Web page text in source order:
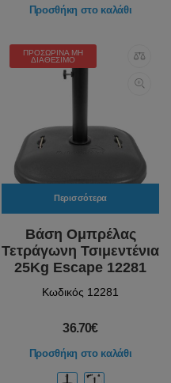
Προσθήκη στο καλάθι
ΠΡΟΣΩΡΙΝΆ ΜΗ
ΔΙΑΘΈΣΙΜΟ
Περισσότερα
Βάση Ομπρέλας
Τετράγωνη Τσιμεντένια
25Kg Escape 12281
Κωδικός 12281
36.70€
Προσθήκη στο καλάθι